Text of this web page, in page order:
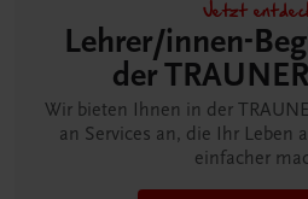
Jetzt
Lehrer/innen-
der
Wir bieten Ihnen in der
an Services an, die Ihr Leben
einfacher